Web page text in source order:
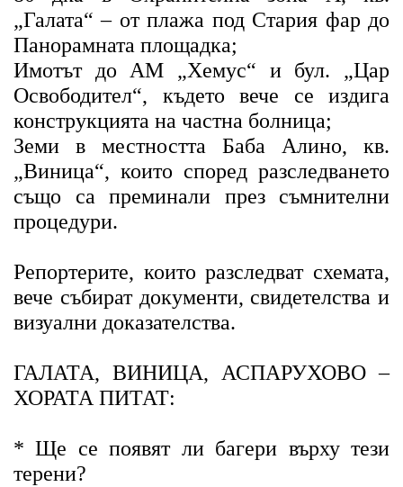
„Галата“ – от плажа под Стария фар до
Панорамната площадка;
Имотът до АМ „Хемус“ и бул. „Цар
Освободител“, където вече се издига
конструкцията на частна болница;
Земи в местността Баба Алино, кв.
„Виница“, които според разследването
също са преминали през съмнителни
процедури.
Репортерите, които разследват схемата,
вече събират документи, свидетелства и
визуални доказателства.
ГАЛАТА, ВИНИЦА, АСПАРУХОВО –
ХОРАТА ПИТАТ:
* Ще се появят ли багери върху тези
терени?